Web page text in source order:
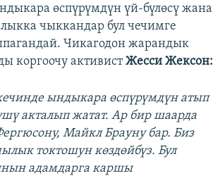
өспүрүмдүн үй-бүлөсү жана
чыккандар бул чечимге
Чикагодон жарандык
коргоочу активистЖесси Жексон:
ындыкара өспүрүмдүн атып
акталып жатат. Ар бир шаарда
Майкл Брауну бар. Биз
токтошун көздөйбүз. Бул
адамдарга каршы